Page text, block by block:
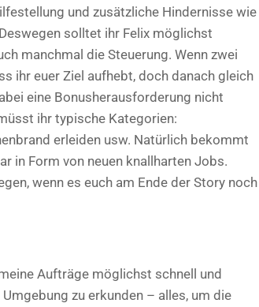
und zusätzliche Hindernisse wie
solltet ihr Felix möglichst
manchmal die Steuerung. Wenn zwei
ihr euer Ziel aufhebt, doch danach gleich
eine Bonusherausforderung nicht
ihr typische Kategorien:
erleiden usw. Natürlich bekommt
in Form von neuen knallharten Jobs.
wenn es euch am Ende der Story noch
Aufträge möglichst schnell und
zu erkunden – alles, um die